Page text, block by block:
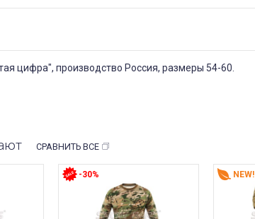
цифра", производство Россия, размеры 54-60.
СРАВНИТЬ ВСЕ
-30% NEW!